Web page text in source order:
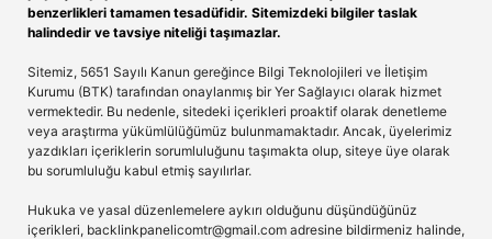
benzerlikleri tamamen tesadüfidir. Sitemizdeki bilgiler taslak
halindedir ve tavsiye niteliği taşımazlar.
Sitemiz, 5651 Sayılı Kanun gereğince Bilgi Teknolojileri ve İletişim
Kurumu (BTK) tarafından onaylanmış bir Yer Sağlayıcı olarak hizmet
vermektedir. Bu nedenle, sitedeki içerikleri proaktif olarak denetleme
veya araştırma yükümlülüğümüz bulunmamaktadır. Ancak, üyelerimiz
yazdıkları içeriklerin sorumluluğunu taşımakta olup, siteye üye olarak
bu sorumluluğu kabul etmiş sayılırlar.
Hukuka ve yasal düzenlemelere aykırı olduğunu düşündüğünüz
içerikleri, backlinkpanelicomtr@gmail.com adresine bildirmeniz halinde,